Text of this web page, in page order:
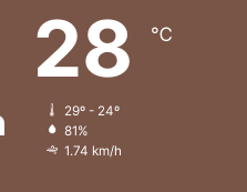
28 ℃
29º - 24º
81%
1.74 km/h